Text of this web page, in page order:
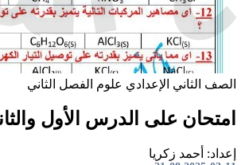
الثاني الإعدادي علوم الفصل الثاني
على الدرس الأول والثاني
أحمد زكريا